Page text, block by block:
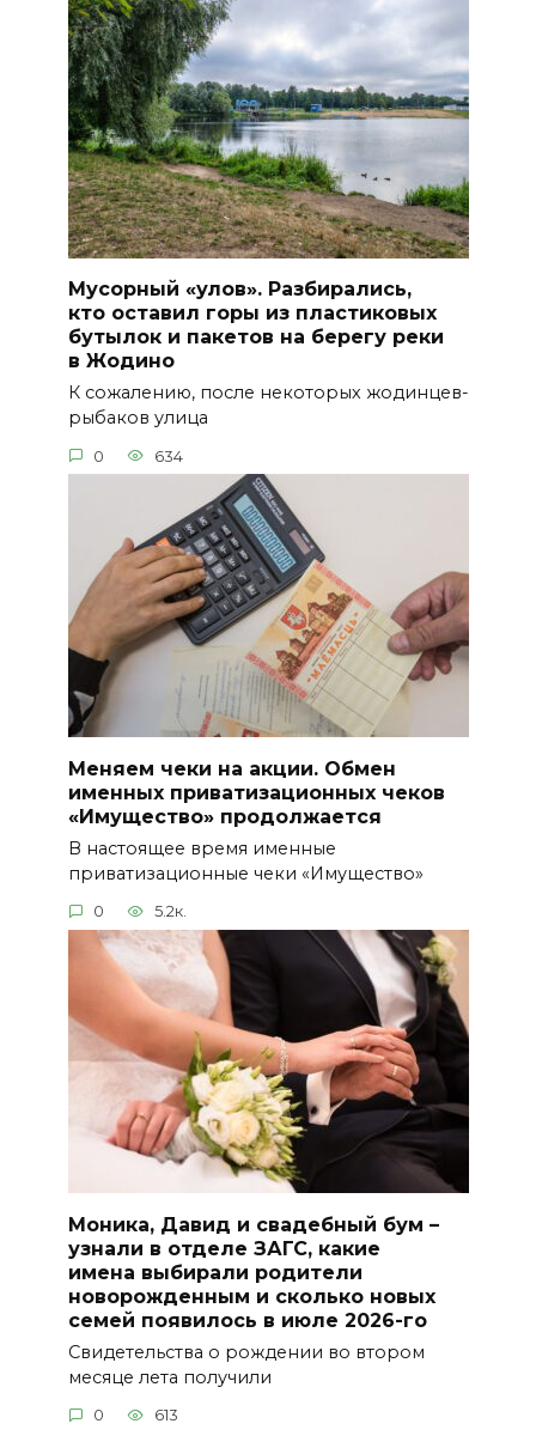
Мусорный «улов». Разбирались,
кто оставил горы из пластиковых
бутылок и пакетов на берегу реки
в Жодино
К сожалению, после некоторых жодинцев-
рыбаков улица
0 634
Меняем чеки на акции. Обмен
именных приватизационных чеков
«Имущество» продолжается
В настоящее время именные
приватизационные чеки «Имущество»
0 5.2к.
Моника, Давид и свадебный бум –
узнали в отделе ЗАГС, какие
имена выбирали родители
новорожденным и сколько новых
семей появилось в июле 2026-го
Свидетельства о рождении во втором
месяце лета получили
0 613